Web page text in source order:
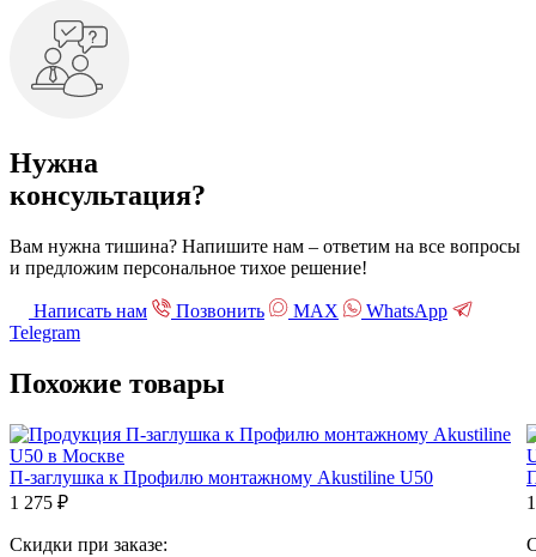
Нужна
консультация?
Вам нужна тишина? Напишите нам – ответим на все вопросы
и предложим персональное тихое решение!
Написать нам Позвонить МАХ
WhatsApp
Telegram
Похожие товары
П-заглушка к Профилю монтажному Akustiline U50
1 275 ₽
Скидки при заказе: